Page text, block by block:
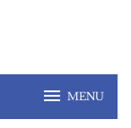
MENU